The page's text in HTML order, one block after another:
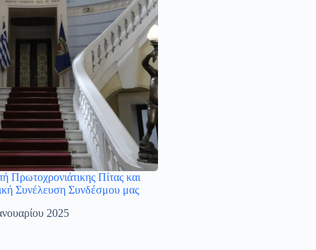
Πίτας και
Συνέλευση Συνδέσμου μας
2025